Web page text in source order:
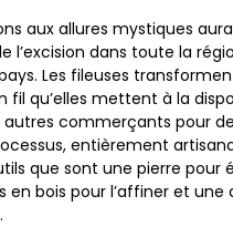
aux allures mystiques
l’excision dans toute la
Les fileuses
fil qu’elles mettent à la
autres commerçants pour
entièrement
que sont une pierre pour
en bois pour l’affiner et une